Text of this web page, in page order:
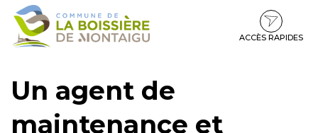
Gestion des traceurs
Aller
Aller
contenu
Aller
pied
ACCÈS RAPIDES
Un agent de
maintenance et